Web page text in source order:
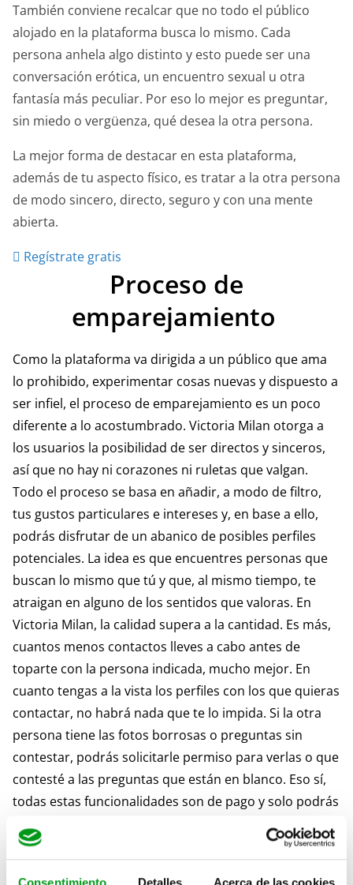
También conviene recalcar que no todo el público
alojado en la plataforma busca lo mismo. Cada
persona anhela algo distinto y esto puede ser una
conversación erótica, un encuentro sexual u otra
fantasía más peculiar. Por eso lo mejor es preguntar,
sin miedo o vergüenza, qué desea la otra persona.
La mejor forma de destacar en esta plataforma,
además de tu aspecto físico, es tratar a la otra persona
de modo sincero, directo, seguro y con una mente
abierta.
Regístrate gratis
Proceso de
emparejamiento
Como la plataforma va dirigida a un público que ama
lo prohibido, experimentar cosas nuevas y dispuesto a
ser infiel, el proceso de emparejamiento es un poco
diferente a lo acostumbrado. Victoria Milan otorga a
los usuarios la posibilidad de ser directos y sinceros,
así que no hay ni corazones ni ruletas que valgan.
Todo el proceso se basa en añadir, a modo de filtro,
tus gustos particulares e intereses y, en base a ello,
podrás disfrutar de un abanico de posibles perfiles
potenciales. La idea es que encuentres personas que
buscan lo mismo que tú y que, al mismo tiempo, te
atraigan en alguno de los sentidos que valoras. En
Victoria Milan, la calidad supera a la cantidad. Es más,
cuantos menos contactos lleves a cabo antes de
toparte con la persona indicada, mucho mejor. En
cuanto tengas a la vista los perfiles con los que quieras
contactar, no habrá nada que te lo impida. Si la otra
persona tiene las fotos borrosas o preguntas sin
contestar, podrás solicitarle permiso para verlas o que
contesté a las preguntas que están en blanco. Eso sí,
todas estas funcionalidades son de pago y solo podrás
También existe la posibilidad de pedir claves privadas